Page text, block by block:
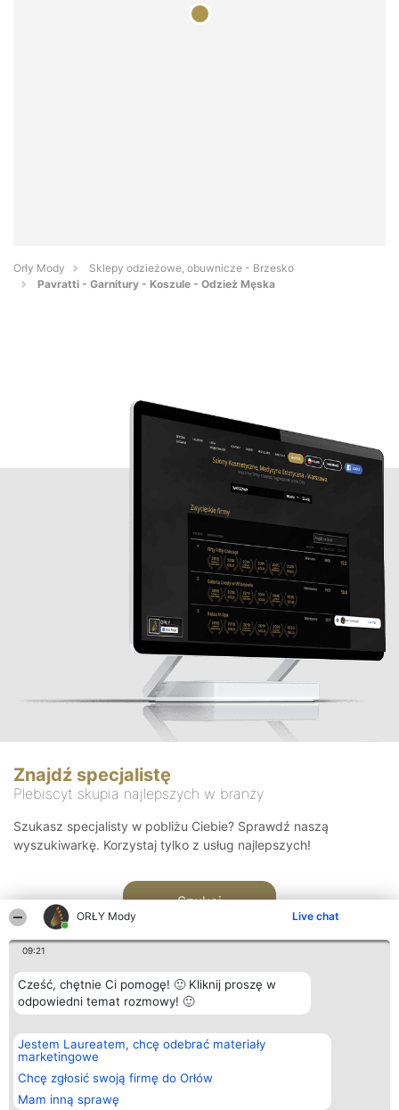
ORŁY Mody Live chat
09:21
Cześć, chętnie Ci pomogę! 🙂 Kliknij proszę w
odpowiedni temat rozmowy! 🙂
Jestem Laureatem, chcę odebrać materiały
marketingowe
Chcę zgłosić swoją firmę do Orłów
Mam inną sprawę
Orły Mody
Sklepy odzieżowe, obuwnicze - Brzesko
Pavratti - Garnitury - Koszule - Odzież Męska
Znajdź specjalistę
Plebiscyt skupia najlepszych w branży
Szukasz specjalisty w pobliżu Ciebie? Sprawdź naszą
wyszukiwarkę. Korzystaj tylko z usług najlepszych!
Szukaj
Organizator plebiscytu
Bright Side Solutions sp. z o.
o. sp. k.
ul. Ruska 22
Wrocław 50-079
KRS 0000749100 | Regon
Plebiscyt
Laureaci
wszystkich
Laureatów
Kontakt
Kontakt